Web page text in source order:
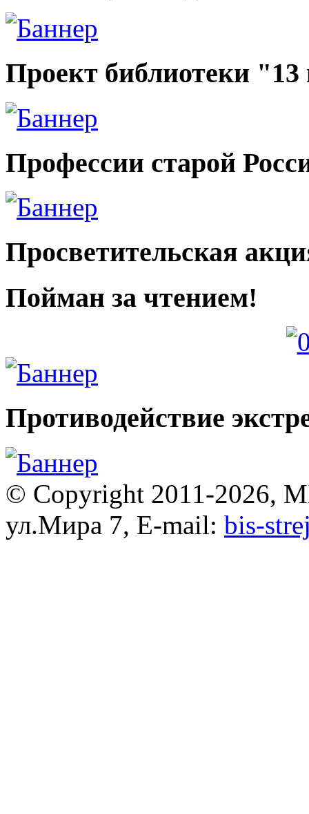
Проект библиотеки
Профессии старой
Просветительская
Пойман за чтением!
Противодействие
© Copyright 2011-2026,
ул.Мира 7, E-mail: bis-